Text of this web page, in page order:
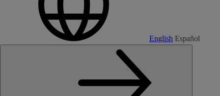
English Español